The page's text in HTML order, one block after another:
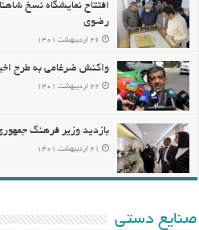
افتتاح نمایشگاه نسخ
رضوی
۲۶ اردیبهشت ۱۴۰۱
واکنش ضرغامی به طرح
۲۲ اردیبهشت ۱۴۰۱
بازدید وزیر فرهنگ
۲۱ اردیبهشت ۱۴۰۱
صنایع دستی